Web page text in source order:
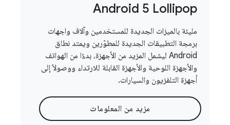
Android 5 Lollipop
مليئة بالميزات الجديدة للمستخدمين وآلاف واجهات
برمجة التطبيقات الجديدة للمطوّرين ويمتد نطاق
Android ليشمل المزيد من الأجهزة، بدءًا من الهواتف
والأجهزة اللوحية والأجهزة القابلة للارتداء ووصولاً إلى
أجهزة التلفزيون والسيارات.
مزيد من المعلومات